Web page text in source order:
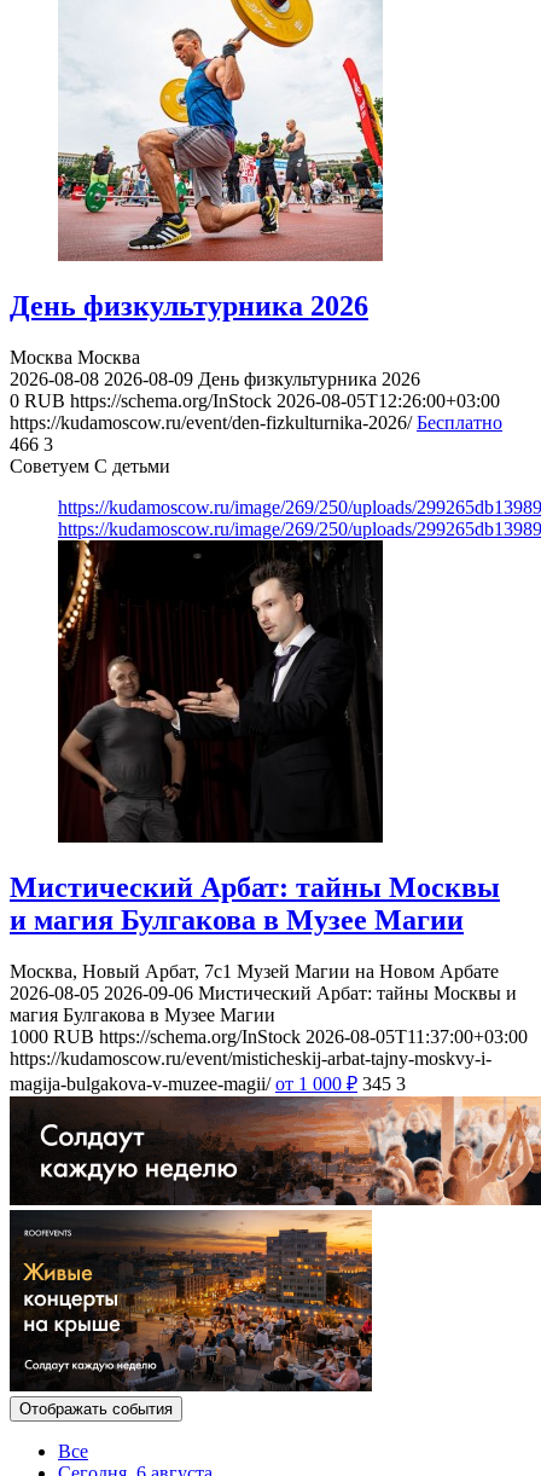
День физкультурника 2026
Москва Москва
2026-08-08 2026-08-09 День физкультурника 2026
0 RUB https://schema.org/InStock 2026-08-05T12:26:00+03:00
https://kudamoscow.ru/event/den-fizkulturnika-2026/ Бесплатно
466 3
Советуем С детьми
https://kudamoscow.ru/image/269/250/uploads/
https://kudamoscow.ru/image/269/250/uploads/
Мистический Арбат: тайны Москвы
и магия Булгакова в Музее Магии
Москва, Новый Арбат, 7с1 Музей Магии на Новом Арбате
2026-08-05 2026-09-06 Мистический Арбат: тайны Москвы и
магия Булгакова в Музее Магии
1000 RUB https://schema.org/InStock 2026-08-05T11:37:00+03:00
https://kudamoscow.ru/event/misticheskij-arbat-tajny-moskvy-i-
magija-bulgakova-v-muzee-magii/ от 1 000 ₽ 345 3
Отображать события
Все